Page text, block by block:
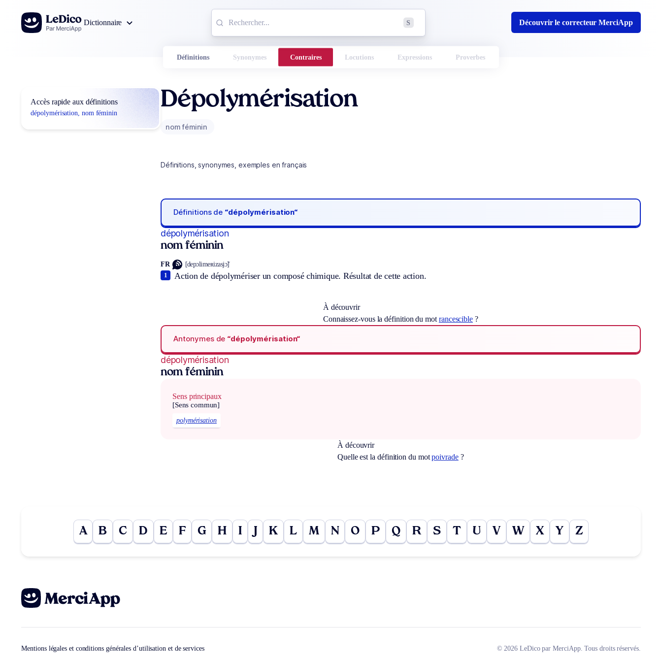
Aller au contenu
Dictionnaire
S Découvrir le correcteur MerciApp
Définitions Synonymes Contraires Locutions Expressions Proverbes
Accès rapide aux définitions
dépolymérisation, nom féminin
Dépolymérisation
nom féminin
Définitions, synonymes, exemples en français
Définitions de “dépolymérisation“
dépolymérisation
nom féminin
FR [depɔlimeʀizasjɔ̃]
Action de dépolymériser un composé chimique. Résultat de cette action.
1
À découvrir
Connaissez-vous la définition du mot rancescible ?
Antonymes de “dépolymérisation“
dépolymérisation
nom féminin
Sens principaux
[Sens commun]
polymérisation
À découvrir
Quelle est la définition du motpoivrade?
A B C D E F G H I J K L M N O P Q R S T U V W X Y Z
Mentions légales et conditions générales d’utilisation et de services © 2026 LeDico par MerciApp. Tous droits réservés.